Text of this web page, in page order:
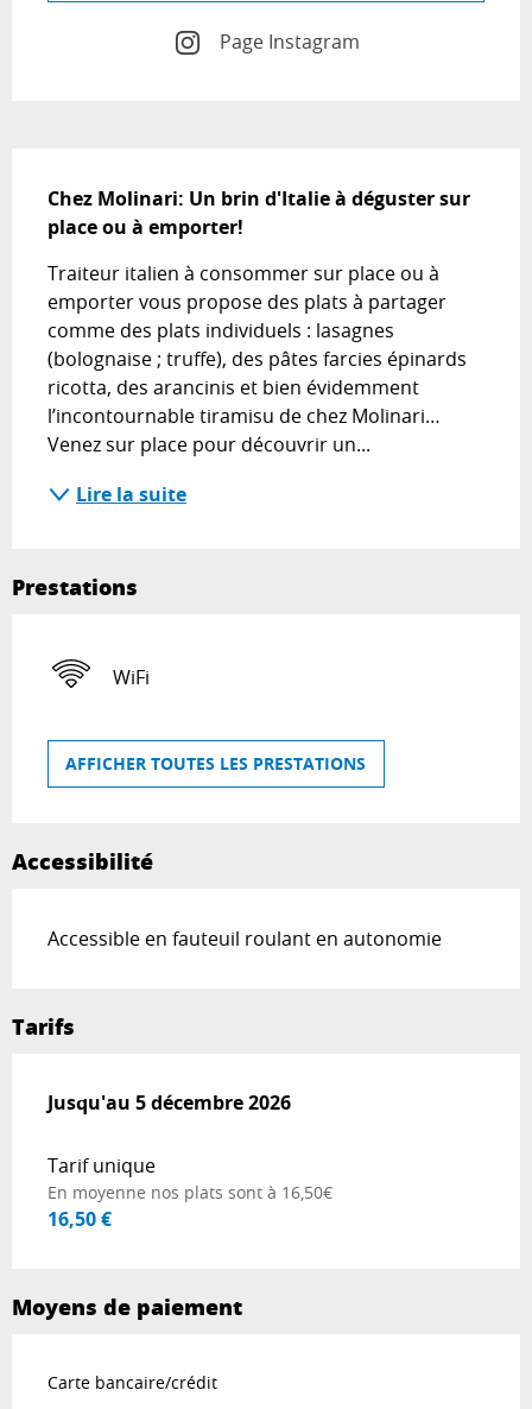
Page Instagram
Chez Molinari: Un brin d'Italie à déguster sur
place ou à emporter!
Traiteur italien à consommer sur place ou à
emporter vous propose des plats à partager
comme des plats individuels : lasagnes
(bolognaise ; truffe), des pâtes farcies épinards
ricotta, des arancinis et bien évidemment
l’incontournable tiramisu de chez Molinari…
Venez sur place pour découvrir un...
Lire la suite
Prestations
WiFi
AFFICHER TOUTES LES PRESTATIONS
Accessibilité
Accessible en fauteuil roulant en autonomie
Tarifs
Du5 décembre 2023au5 décembre 2026
Jusqu'au 5 décembre 2026
Tarif unique
En moyenne nos plats sont à 16,50€
16,50 €
Moyens de paiement
Carte bancaire/crédit